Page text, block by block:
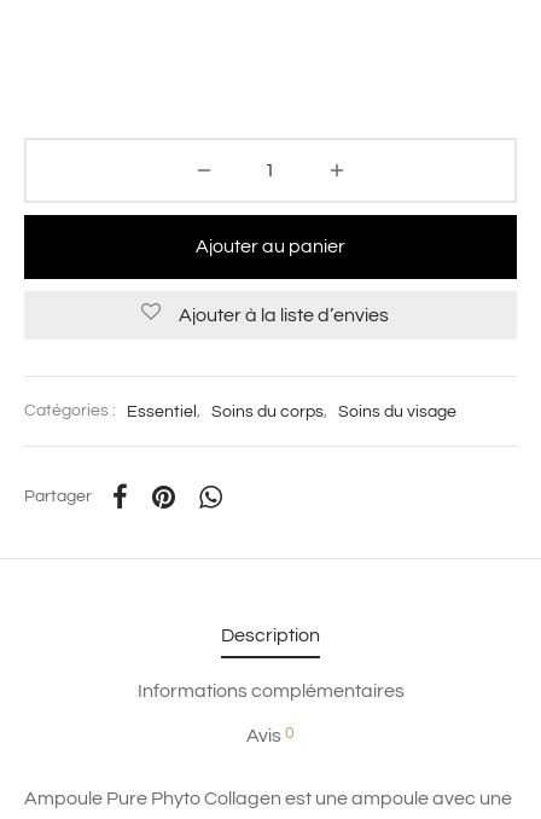
Ajouter au panier
Ajouter à la liste d’envies
Catégories : Essentiel, Soins du corps, Soins du visage
Partager
Description
Informations complémentaires
Avis 0
Ampoule Pure Phyto Collagen est une ampoule avec une